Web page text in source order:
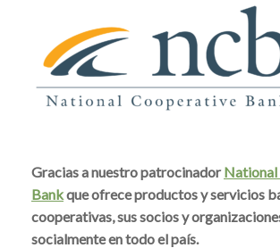
Gracias a nuestro patrocinador
Bankque ofrece productos y servicios
cooperativas, sus socios y
socialmente en todo el país.